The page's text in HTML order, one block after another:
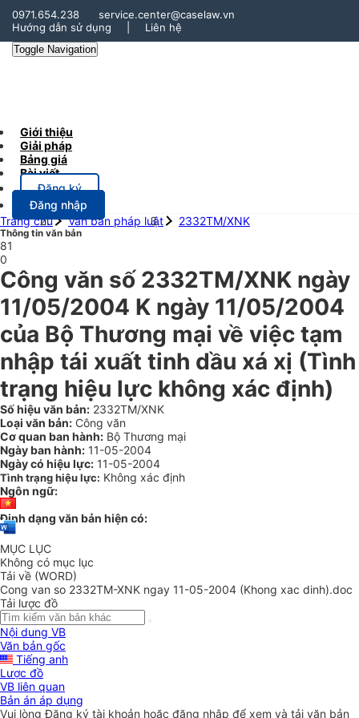
0971.654.238
service.center@caselaw.vn
Hướng dẫn sử dụng
Liên hệ
Toggle Navigation
Giới thiệu
Giải pháp
Bảng giá
Bài viết
Đăng ký
Đăng nhập
Trang chủ
Văn bản pháp luật 2332TM/XNK
Thông tin văn bản
81
0
Công văn số 2332TM/XNK ngày
11/05/2004 K ngày 11/05/2004
của Bộ Thương mại về việc tạm
nhập tái xuất tinh dầu xá xị (Tình
trạng hiệu lực không xác định)
Số hiệu văn bản: 2332TM/XNK
Loại văn bản: Công văn
Cơ quan ban hành: Bộ Thương mại
Ngày ban hành: 11-05-2004
Ngày có hiệu lực: 11-05-2004
Tình trạng hiệu lực: Không xác định
Ngôn ngữ:
Định dạng văn bản hiện có:
MỤC LỤC
Không có mục lục
Tải về (WORD)
Cong van so 2332TM-XNK ngay 11-05-2004 (Khong xac dinh).doc
Tải lược đồ
Nội dung VB
Văn bản gốc
Tiếng anh
Lược đồ
VB liên quan
Bản án áp dụng
Vui lòngĐăng ký tài khoản hoặc đăng nhập để xem và tải văn bản